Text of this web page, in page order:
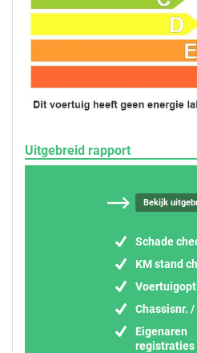
Uitgebreid rapport
Bekijk
Schade
KM stand
Chassisnr.
Eigenaren
registraties